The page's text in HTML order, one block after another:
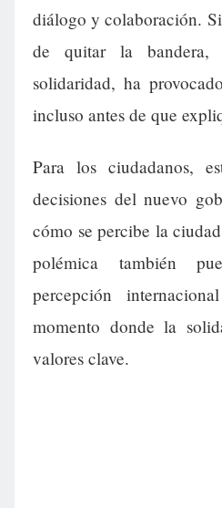
diálogo y colaboración.
de quitar la
solidaridad, ha
incluso antes de que
Para los ciudadanos,
decisiones del nuevo
cómo se percibe la
polémica también
percepción
momento donde la
valores clave.